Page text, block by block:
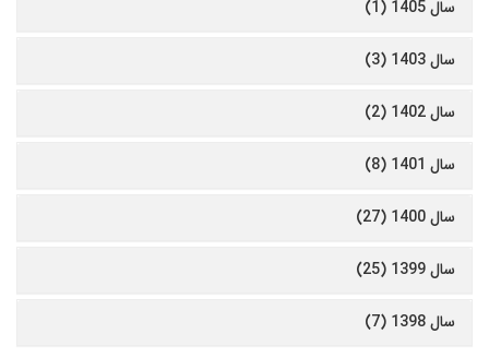
سال 1405 (1)
سال 1403 (3)
سال 1402 (2)
سال 1401 (8)
سال 1400 (27)
سال 1399 (25)
سال 1398 (7)